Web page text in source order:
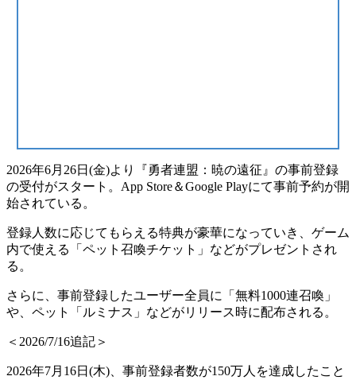
2026年6月26日(金)より『勇者連盟：暁の遠征』の事前登録
の受付がスタート 。App Store＆Google Playにて事前予約が開
始されている。
登録人数に応じてもらえる特典が豪華になっていき、ゲーム
内で使える「 ペット召喚チケット 」などがプレゼントされ
る。
さらに、 事前登録したユーザー全員に「 無料1000連召喚 」
や、 ペット「ルミナス」 などがリリース時に配布される。
＜2026/7/16追記＞
2026年7月16日(木)、 事前登録者数が150万人を達成したこと